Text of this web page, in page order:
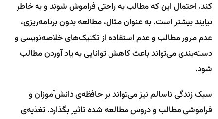
کند، احتمال این که مطالب به راحتی فراموش شوند و به خاطر
نیایند بیشتر است. به عنوان مثال، مطالعه بدون برنامه‌ریزی،
عدم مرور مطالب و عدم استفاده از تکنیک‌های خلاصه‌نویسی و
دسته‌بندی می‌تواند باعث کاهش توانایی به یاد آوردن مطالب
شود.
سبک زندگی ناسالم نیز می‌تواند بر حافظه‌ی دانش‌آموزان و
فراموشی مطالب و دروس مطالعه شده تاثیر بگذارد. تغذیه‌ی